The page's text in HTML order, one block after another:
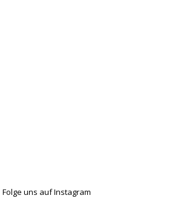
Folge uns auf Instagram